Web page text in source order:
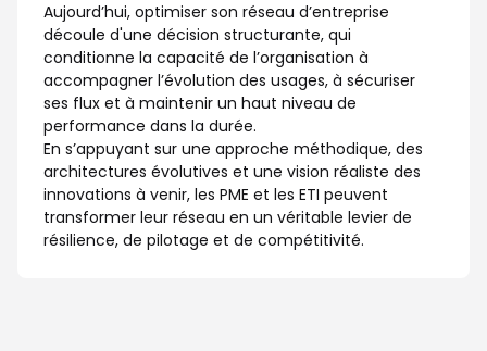
Aujourd’hui, optimiser son réseau d’entreprise
découle d'une décision structurante, qui
conditionne la capacité de l’organisation à
accompagner l’évolution des usages, à sécuriser
ses flux et à maintenir un haut niveau de
performance dans la durée.
En s’appuyant sur une approche méthodique, des
architectures évolutives et une vision réaliste des
innovations à venir, les PME et les ETI peuvent
transformer leur réseau en un véritable levier de
résilience, de pilotage et de compétitivité.